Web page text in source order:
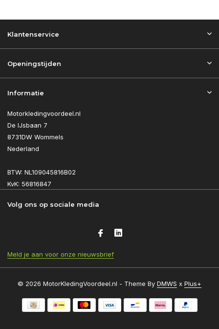
Klantenservice
Openingstijden
Informatie
Motorkledingvoordeel.nl
De IJsbaan 7
8731DW Wommels
Nederland
BTW: NL109045816B02
KvK: 56816847
Volg ons op sociale media
Meld je aan voor onze nieuwsbrief
© 2026 MotorKledingVoordeel.nl - Theme By DMWS x Plus+